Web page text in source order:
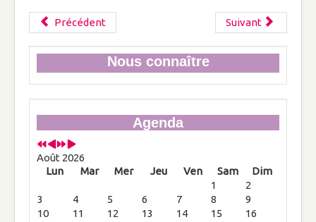
Éducation : donner confiance aux pères et
mères
KTO : Les parents et l'autorité : quelle
légitimité ?
Economie
La garantie légale passe de 6 mois à 2 ans
Précédent Suivant
Nous connaître
Agenda
Août 2026
Lun
Mar Mer Jeu Ven Sam
Dim
1
2
3
4 5 6 7 8
9
10
11 12 13 14 15
16